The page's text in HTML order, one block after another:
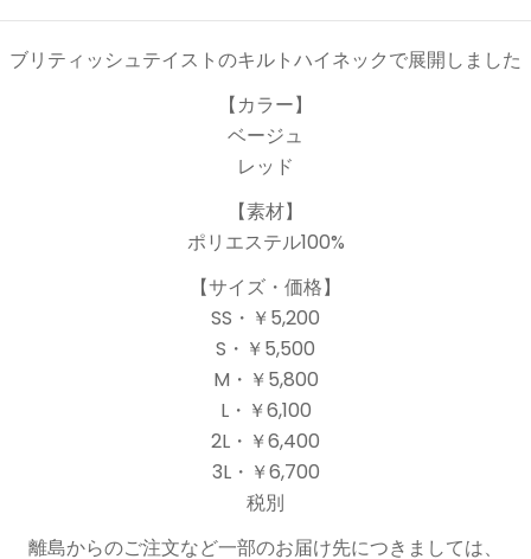
格
ブリティッシュテイストのキルトハイネックで展開しました
【カラー】
ベージュ
レッド
【素材】
ポリエステル100%
【サイズ・価格】
SS・￥5,200
S・￥5,500
M・￥5,800
L・￥6,100
2L・￥6,400
3L・￥6,700
税別
離島からのご注文など一部のお届け先につきましては、